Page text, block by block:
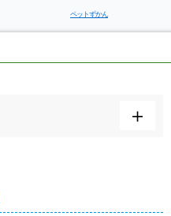
ペットずかん